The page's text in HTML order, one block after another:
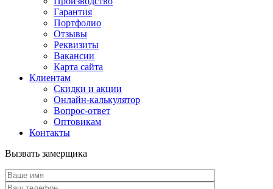
Гарантия
Портфолио
Отзывы
Реквизиты
Вакансии
Карта сайта
Клиентам
Скидки и акции
Онлайн-калькулятор
Вопрос-ответ
Оптовикам
Контакты
Вызвать замерщика